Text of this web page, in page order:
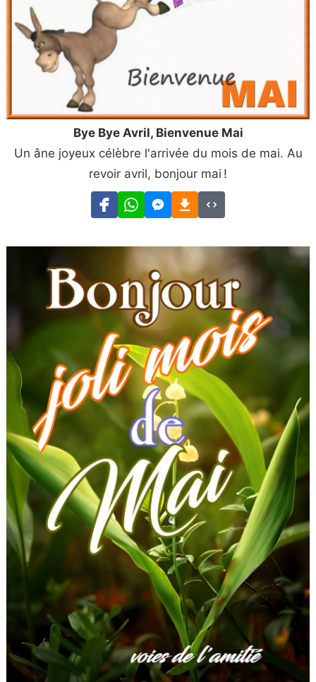
Bye Bye Avril, Bienvenue Mai
Un âne joyeux célèbre l'arrivée du mois de mai. Au
revoir avril, bonjour mai !